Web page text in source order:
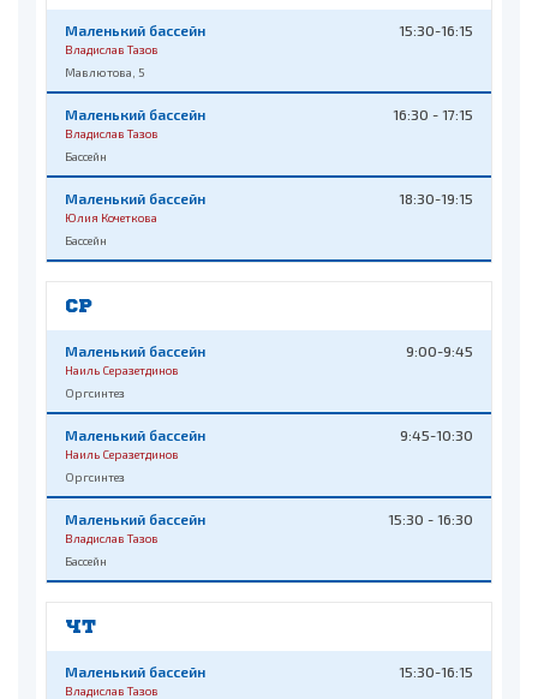
Маленький бассейн
Владислав Тазов
15:30-16:15
Мавлютова, 5
Маленький бассейн
Владислав Тазов
16:30 - 17:15
Бассейн
Маленький бассейн
Юлия Кочеткова
18:30-19:15
Бассейн
СР
Маленький бассейн
Наиль Серазетдинов
9:00-9:45
Оргсинтез
Маленький бассейн
Наиль Серазетдинов
9:45-10:30
Оргсинтез
Маленький бассейн
Владислав Тазов
15:30 - 16:30
Бассейн
ЧТ
Маленький бассейн
Владислав Тазов
15:30-16:15